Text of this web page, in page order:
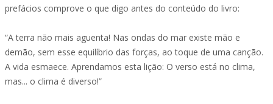
prefácios comprove o que digo antes do conteúdo do livro:
“A terra não mais aguenta! Nas ondas do mar existe mão e
demão, sem esse equilíbrio das forças, ao toque de uma canção.
A vida esmaece. Aprendamos esta lição: O verso está no clima,
mas... o clima é diverso!”